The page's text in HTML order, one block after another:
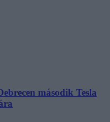
második Tesla